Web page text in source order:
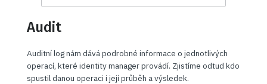
Audit
Auditní log nám dává podrobné informace o jednotlivých
operací, které identity manager provádí. Zjistíme odtud kdo
spustil danou operaci i její průběh a výsledek.